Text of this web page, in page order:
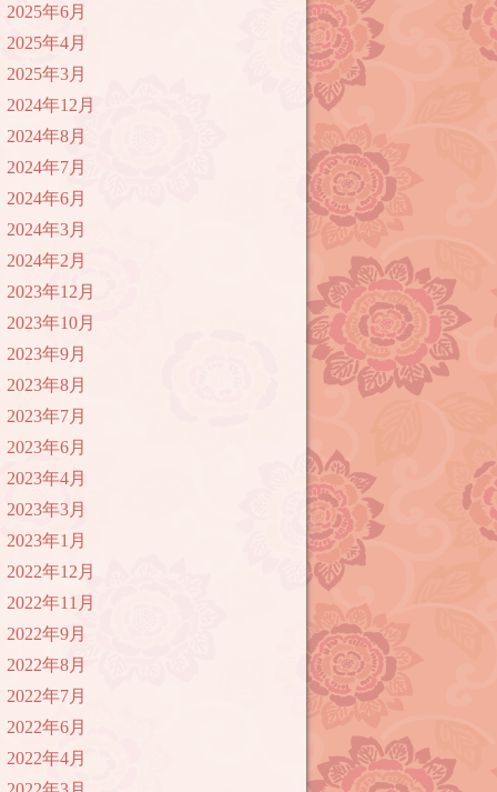
2025年6月
2025年4月
2025年3月
2024年12月
2024年8月
2024年7月
2024年6月
2024年3月
2024年2月
2023年12月
2023年10月
2023年9月
2023年8月
2023年7月
2023年6月
2023年4月
2023年3月
2023年1月
2022年12月
2022年11月
2022年9月
2022年8月
2022年7月
2022年6月
2022年4月